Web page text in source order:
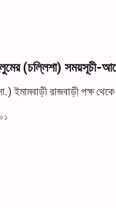
(চল্লিশা) সময়সূচী-
ইমামবাড়ী রাজবাড়ী পক্ষ